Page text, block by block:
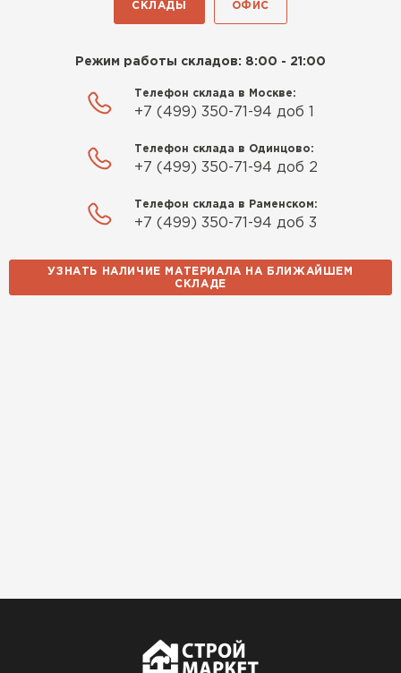
СКЛАДЫ ОФИС
Режим работы складов: 8:00 - 21:00
Телефон склада в Москве:
+7 (499) 350-71-94 доб 1
Телефон склада в Одинцово:
+7 (499) 350-71-94 доб 2
Телефон склада в Раменском:
+7 (499) 350-71-94 доб 3
УЗНАТЬ НАЛИЧИЕ МАТЕРИАЛА НА БЛИЖАЙШЕМ
СКЛАДЕ